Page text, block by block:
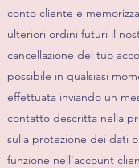
conto cliente e
ulteriori ordini futuri il
cancellazione del tuo
possibile in qualsiasi
effettuata inviando un
contatto descritta nella
sulla protezione dei dati
funzione nell'account